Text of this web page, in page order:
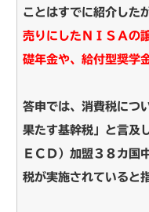
ことはすでに紹介した
売りにしたＮＩＳＡの
礎年金や、給付型奨学
答申では、消費税につ
果たす基幹税」と言及
ＥＣＤ）加盟３８カ国
税が実施されていると